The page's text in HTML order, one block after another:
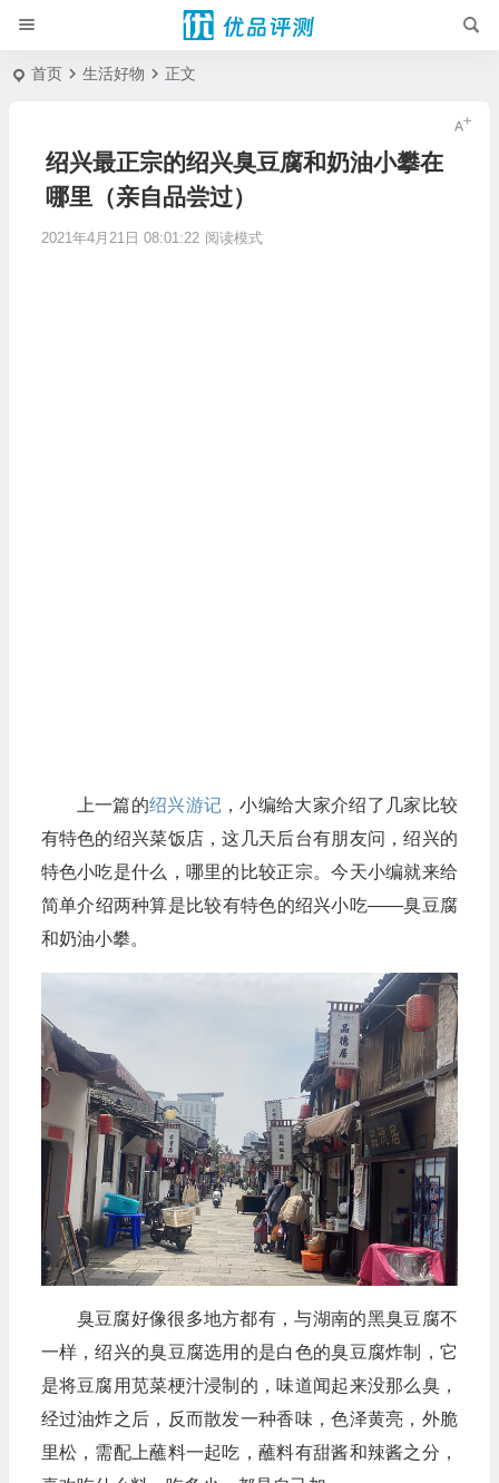
首页 生活好物 正文
绍兴最正宗的绍兴臭豆腐和奶油小攀在
哪里（亲自品尝过）
2021年4月21日 08:01:22 阅读模式
上一篇的绍兴游记 ，小编给大家介绍了几家比较
有特色的绍兴菜饭店，这几天后台有朋友问，绍兴的
特色小吃是什么，哪里的比较正宗。今天小编就来给
简单介绍两种算是比较有特色的绍兴小吃——臭豆腐
和奶油小攀。
臭豆腐好像很多地方都有，与湖南的黑臭豆腐不
一样，绍兴的臭豆腐选用的是白色的臭豆腐炸制，它
是将豆腐用苋菜梗汁浸制的，味道闻起来没那么臭，
经过油炸之后，反而散发一种香味，色泽黄亮，外脆
里松，需配上蘸料一起吃，蘸料有甜酱和辣酱之分，